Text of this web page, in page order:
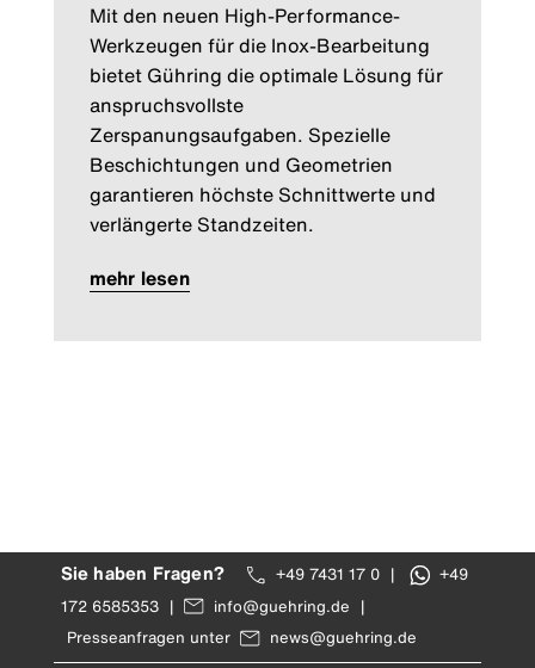
Mit den neuen High-Performance-
Werkzeugen für die Inox-Bearbeitung
bietet Gühring die optimale Lösung für
anspruchsvollste
Zerspanungsaufgaben. Spezielle
Beschichtungen und Geometrien
garantieren höchste Schnittwerte und
verlängerte Standzeiten.
mehr lesen
Sie haben Fragen? +49 7431 17 0 |
+49
172 6585353 | info@guehring.de |
Presseanfragen unter
news@guehring.de